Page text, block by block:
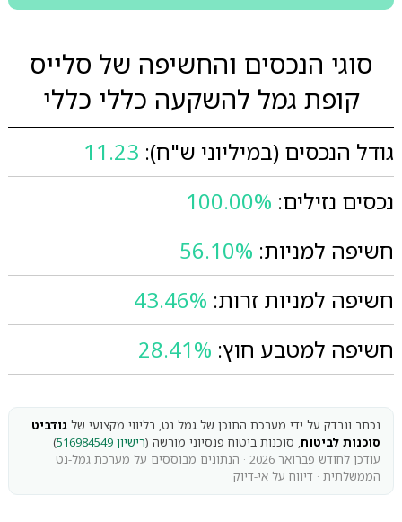
סוגי הנכסים והחשיפה של סלייס
קופת גמל להשקעה כללי כללי
גודל הנכסים (במיליוני ש"ח): 11.23
נכסים נזילים: 100.00%
חשיפה למניות: 56.10%
חשיפה למניות זרות: 43.46%
חשיפה למטבע חוץ: 28.41%
נכתב ונבדק על ידי מערכת התוכן של גמל נט, בליווי מקצועי של גודביט
סוכנות לביטוח, סוכנות ביטוח פנסיוני מורשה (רישיון 516984549
)
עודכן לחודש פברואר 2026 · הנתונים מבוססים על מערכת גמל-נט
הממשלתית · דיווח על אי-דיוק